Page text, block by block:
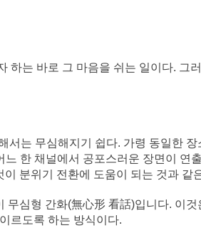
는 바로 그 마음을 쉬는 일이다. 그
는 무심해지기 쉽다. 가령 동일한
한 채널에서 공포스러운 장면이 연
분위기 전환에 도움이 되는 것과 같
심형 간화(無心形 看話)입니다. 이
르도록 하는 방식이다.